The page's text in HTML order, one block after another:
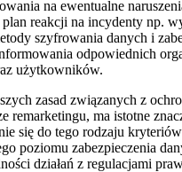
na ewentualne
reakcji na incydenty np.
szyfrowania danych i
odpowiednich
użytkowników.
zasad związanych z
remarketingu, ma istotne
się do tego rodzaju
poziomu zabezpieczenia
działań z regulacjami